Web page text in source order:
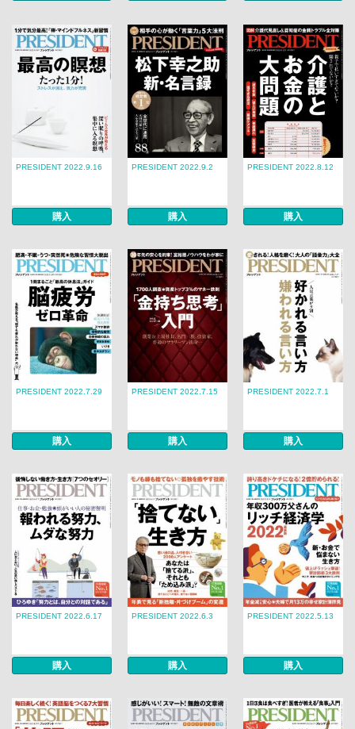
PRESIDENT 2022.9.16
購入
PRESIDENT 2022.9.2
購入
PRESIDENT 2022.8.12
購入
PRESIDENT 2022.7.29
購入
PRESIDENT 2022.7.15
購入
PRESIDENT 2022.7.1
購入
PRESIDENT 2022.6.17
購入
PRESIDENT 2022.6.3
購入
PRESIDENT 2022.5.13
購入